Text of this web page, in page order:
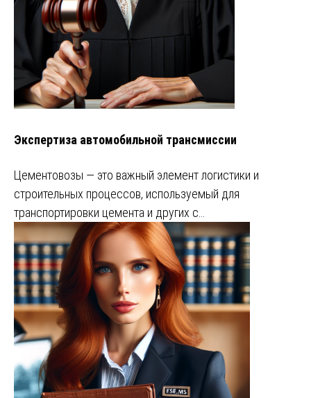
Экспертиза автомобильной трансмиссии
Цементовозы — это важный элемент логистики и
строительных процессов, используемый для
транспортировки цемента и других с…